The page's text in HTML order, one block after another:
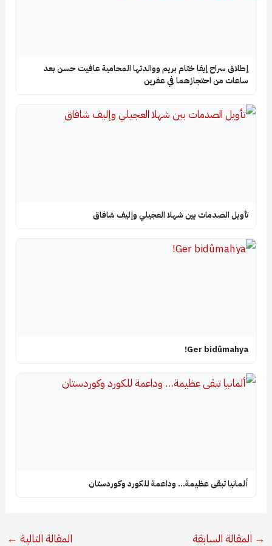
إطلاق سراح إيفا ختام بريم ووالدتها المحامية عافيت حسن بعد
ساعات من احتجازهما في عفرين
تأويل الصدمات بين شهلا العجيلي وإليف شافاق
Ger bidûmahya!
ألمانيا تبقى عظيمة… وداعمة للكورد وكوردستان
→ المقالة السابقة المقالة التالية ←